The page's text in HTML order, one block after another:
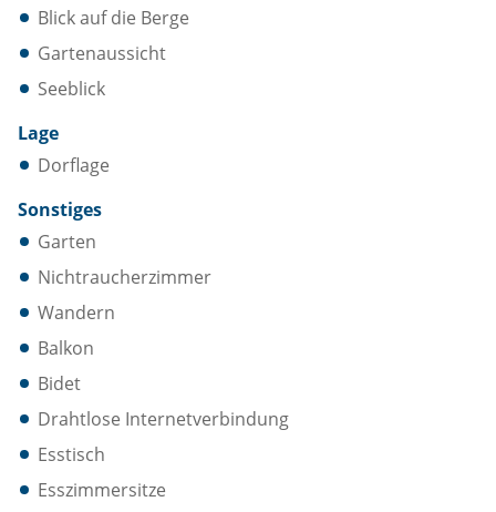
Blick auf die Berge
Gartenaussicht
Seeblick
Lage
Dorflage
Sonstiges
Garten
Nichtraucherzimmer
Wandern
Balkon
Bidet
Drahtlose Internetverbindung
Esstisch
Esszimmersitze